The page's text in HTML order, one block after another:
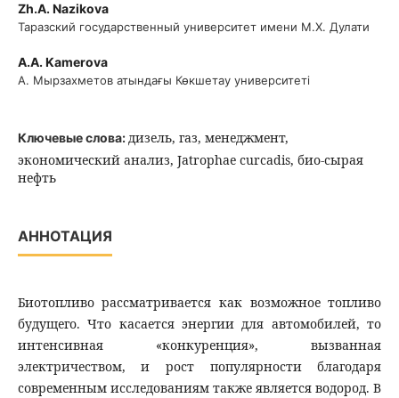
Zh.A. Nazikova
Таразский государственный университет имени М.Х. Дулати
A.A. Kamerova
А. Мырзахметов атындағы Көкшетау университеті
Ключевые слова:дизель, газ, менеджмент,
экономический анализ, Jatrophae curcadis, био-сырая
нефть
АННОТАЦИЯ
Биотопливо рассматривается как возможное топливо
будущего. Что касается энергии для автомобилей, то
интенсивная «конкуренция», вызванная
электричеством, и рост популярности благодаря
современным исследованиям также является водород. В